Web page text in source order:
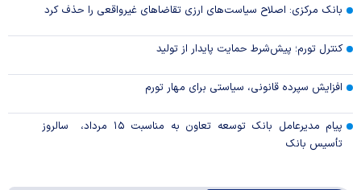
بانک مرکزی: اصلاح سیاست‌های ارزی تقاضاهای غیرواقعی را حذف کرد
کنترل تورم؛ پیش‌شرط حمایت پایدار از تولید
افزایش سپرده قانونی، سیاستی برای مهار تورم
پیام مدیرعامل بانک توسعه تعاون به مناسبت ۱۵ مرداد، سالروز
تأسیس بانک